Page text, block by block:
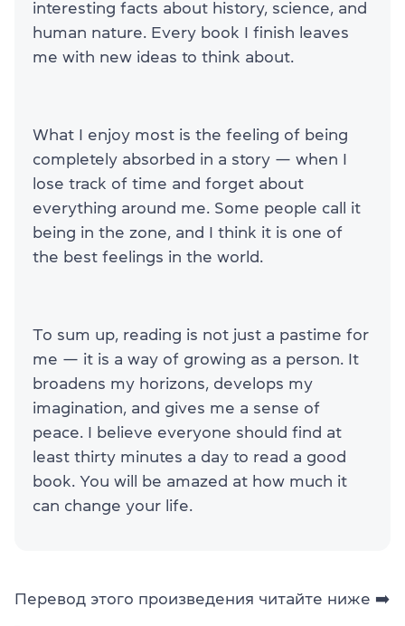
interesting facts about history, science, and
human nature. Every book I finish leaves
me with new ideas to think about.
What I enjoy most is the feeling of being
completely absorbed in a story — when I
lose track of time and forget about
everything around me. Some people call it
being in the zone, and I think it is one of
the best feelings in the world.
To sum up, reading is not just a pastime for
me — it is a way of growing as a person. It
broadens my horizons, develops my
imagination, and gives me a sense of
peace. I believe everyone should find at
least thirty minutes a day to read a good
book. You will be amazed at how much it
can change your life.
Перевод этого произведения читайте ниже ➡️